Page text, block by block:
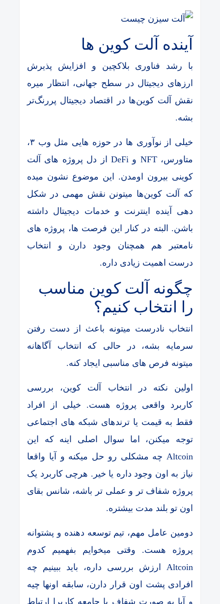
آینده آلت کوین ها
با رشد فناوری بلاکچین و افزایش پذیرش
ارزهای دیجیتال در سطح جهانی، انتظار میره
نقش آلت کوین‌ها در اقتصاد دیجیتال پررنگ‌تر
بشه.
خیلی از نوآوری ها در حوزه هایی مثل وب ۳،
متاورس، NFT و DeFi از دل پروژه های آلت
کوینی بیرون اومدن. این موضوع نشون میده
که آلت کوین‌ها میتونن نقش مهمی در شکل
دهی آینده اینترنت و خدمات دیجیتال داشته
باشن. البته در کنار این فرصت ها، پروژه های
نامعتبر هم همچنان وجود دارن و انتخاب
درست اهمیت زیادی داره.
چگونه آلت کوین مناسب
را انتخاب کنیم؟
انتخاب نادرست میتونه باعث از دست رفتن
سرمایه بشه، در حالی که انتخاب آگاهانه
میتونه فرص ‌های مناسبی ایجاد کنه.
اولین نکته در انتخاب آلت کوین، بررسی
کاربرد واقعی پروژه هست. خیلی از افراد
فقط به قیمت یا ترندهای شبکه های اجتماعی
توجه میکنن، اما سوال اصلی اینه که این
Altcoin چه مشکلی رو حل میکنه و آیا واقعا
نیاز به اون وجود داره یا خیر. هرچی کاربرد یک
پروژه شفاف تر و عملی تر باشه، شانس بقای
اون تو بلند مدت بیشتره.
دومین عامل مهم، تیم توسعه دهنده و پشتوانه
پروژه هست. وقتی میخوایم بفهمیم کدوم
Altcoin ارزش بررسی داره، باید ببینیم چه
افرادی پشت اون قرار دارن، سابقه اونها چیه
و آیا به صورت شفاف با جامعه کاربرا ارتباط